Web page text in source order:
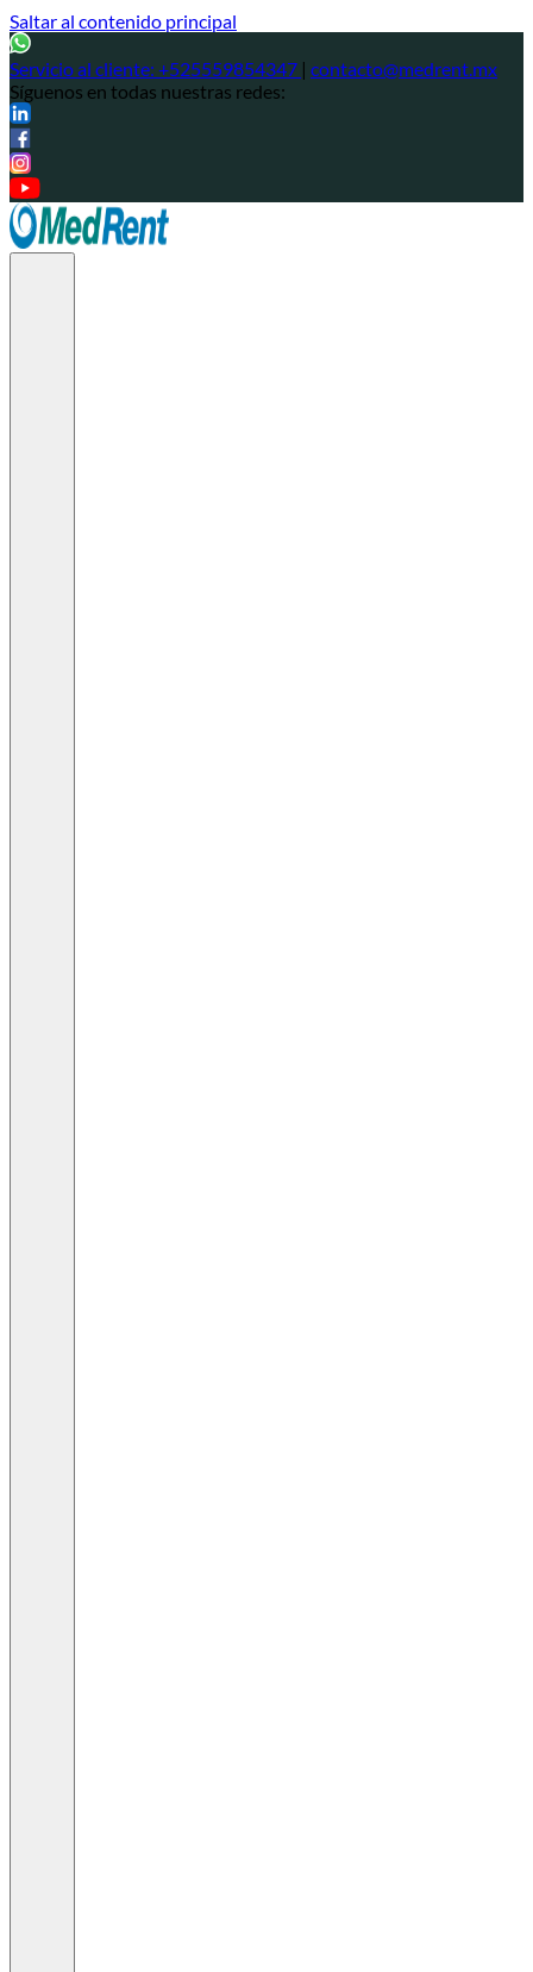
Saltar al contenido principal
Servicio al cliente: +525559854347 | contacto@medrent.mx
Síguenos en todas nuestras redes: